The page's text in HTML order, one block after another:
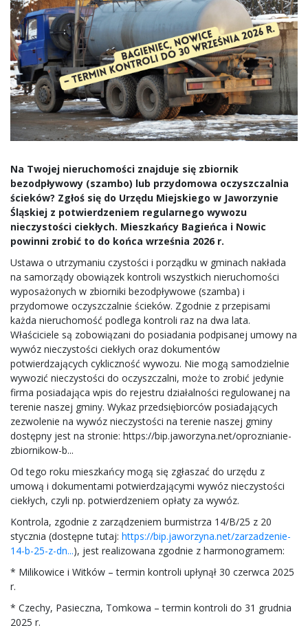
Na Twojej nieruchomości znajduje się zbiornik
bezodpływowy (szambo) lub przydomowa oczyszczalnia
ścieków? Zgłoś się do Urzędu Miejskiego w Jaworzynie
Śląskiej z potwierdzeniem regularnego wywozu
nieczystości ciekłych. Mieszkańcy Bagieńca i Nowic
powinni zrobić to do końca września 2026 r.
Ustawa o utrzymaniu czystości i porządku w gminach nakłada
na samorządy obowiązek kontroli wszystkich nieruchomości
wyposażonych w zbiorniki bezodpływowe (szamba) i
przydomowe oczyszczalnie ścieków. Zgodnie z przepisami
każda nieruchomość podlega kontroli raz na dwa lata.
Właściciele są zobowiązani do posiadania podpisanej umowy na
wywóz nieczystości ciekłych oraz dokumentów
potwierdzających cykliczność wywozu. Nie mogą samodzielnie
wywozić nieczystości do oczyszczalni, może to zrobić jedynie
firma posiadająca wpis do rejestru działalności regulowanej na
terenie naszej gminy. Wykaz przedsiębiorców posiadających
zezwolenie na wywóz nieczystości na terenie naszej gminy
dostępny jest na stronie: https://bip.jaworzyna.net/oproznianie-
zbiornikow-b...
Od tego roku mieszkańcy mogą się zgłaszać do urzędu z
umową i dokumentami potwierdzającymi wywóz nieczystości
ciekłych, czyli np. potwierdzeniem opłaty za wywóz.
Kontrola, zgodnie z zarządzeniem burmistrza 14/B/25 z 20
stycznia (dostępne tutaj: https://bip.jaworzyna.net/zarzadzenie-
14-b-25-z-dn...), jest realizowana zgodnie z harmonogramem:
* Milikowice i Witków – termin kontroli upłynął 30 czerwca 2025
r.
* Czechy, Pasieczna, Tomkowa – termin kontroli do 31 grudnia
2025 r.